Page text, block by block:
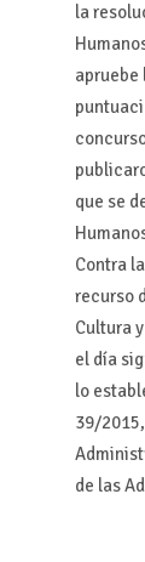
la
apruebe
que se
Contra
recurso
Cultura
el día
lo
39/
de las